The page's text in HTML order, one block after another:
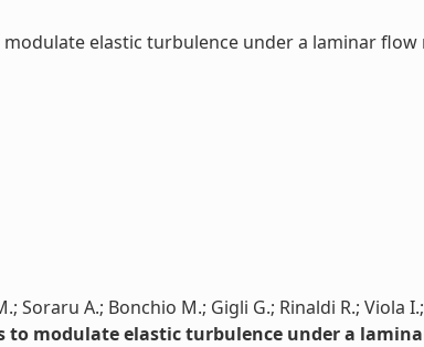
elastic turbulence under a laminar
Soraru A.; Bonchio M.; Gigli G.; Rinaldi R.; Viola
modulate elastic turbulence under a